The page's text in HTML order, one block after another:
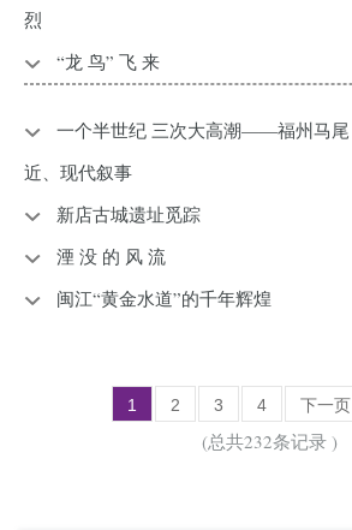
烈
“龙 鸟” 飞 来
一个半世纪 三次大高潮——福州马尾
近、现代叙事
新店古城遗址觅踪
湮 没 的 风 流
闽江“黄金水道”的千年辉煌
1 2 3 4 下一页
(总共232条记录 )